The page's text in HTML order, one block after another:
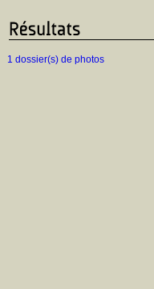
1 dossier(s) de photos